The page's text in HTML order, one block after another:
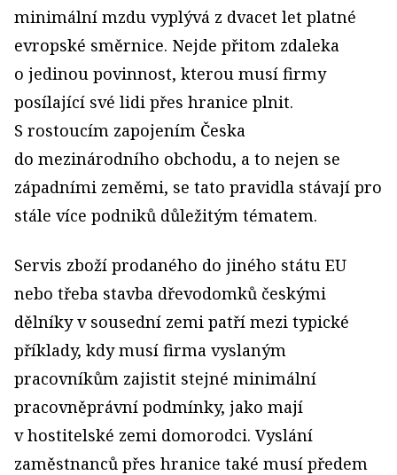
minimální mzdu vyplývá z dvacet let platné
evropské směrnice. Nejde přitom zdaleka
o jedinou povinnost, kterou musí firmy
posílající své lidi přes hranice plnit.
S rostoucím zapojením Česka
do mezinárodního obchodu, a to nejen se
západními zeměmi, se tato pravidla stávají pro
stále více podniků důležitým tématem.
Servis zboží prodaného do jiného státu EU
nebo třeba stavba dřevodomků českými
dělníky v sousední zemi patří mezi typické
příklady, kdy musí firma vyslaným
pracovníkům zajistit stejné minimální
pracovněprávní podmínky, jako mají
v hostitelské zemi domorodci. Vyslání
zaměstnanců přes hranice také musí předem